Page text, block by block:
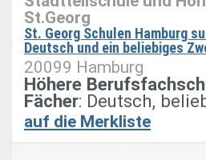
St.Georg
St. Georg Schulen Hamburg
Deutsch und ein beliebiges
20099 Hamburg
Höhere
Fächer: Deutsch,
auf die Merkliste